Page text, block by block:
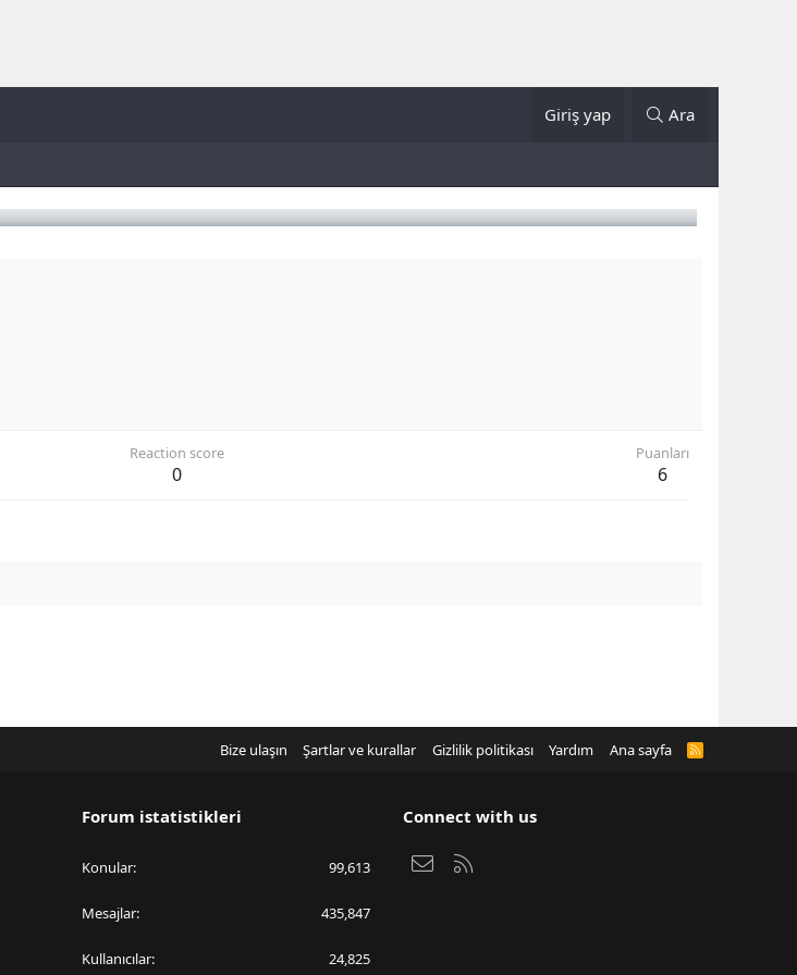
Giriş yap Ara
Reaction score
0
Puanları
6
Bize ulaşın Şartlar ve kurallar Gizlilik politikası Yardım Ana sayfa
R
Forum istatistikleri
Konular 99,613
Mesajlar 435,847
Kullanıcılar 24,825
Connect with us
Bize ulaşın